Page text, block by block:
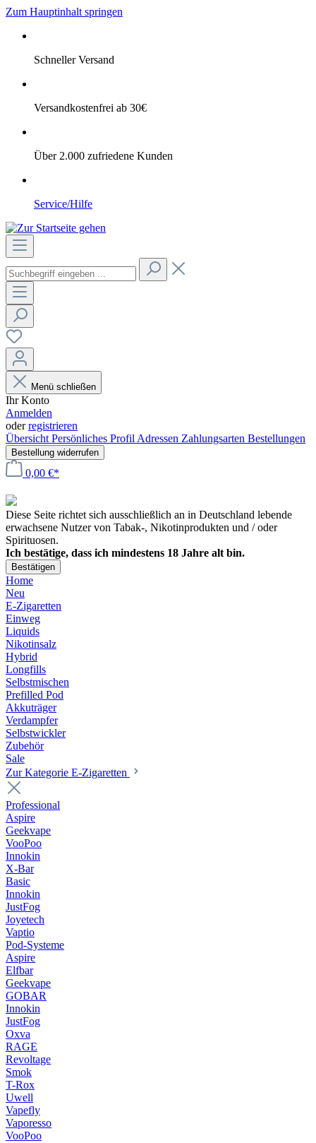
Zum Hauptinhalt springen
Schneller Versand
Versandkostenfrei ab 30€
Über 2.000 zufriedene Kunden
Service/Hilfe
Menü schließen
Ihr Konto
Anmelden
oderregistrieren
Übersicht Persönliches Profil Adressen Zahlungsarten Bestellungen
Bestellung widerrufen
0,00 €*
Diese Seite richtet sich ausschließlich an in Deutschland lebende
erwachsene Nutzer von Tabak-, Nikotinprodukten und / oder
Spirituosen.
Ich bestätige, dass ich mindestens 18 Jahre alt bin.
Bestätigen
Home
Neu
E-Zigaretten
Einweg
Liquids
Nikotinsalz
Hybrid
Longfills
Selbstmischen
Prefilled Pod
Akkuträger
Verdampfer
Selbstwickler
Zubehör
Sale
Zur Kategorie E-Zigaretten
Professional
Aspire
Geekvape
VooPoo
Innokin
X-Bar
Basic
Innokin
JustFog
Joyetech
Vaptio
Pod-Systeme
Aspire
Elfbar
Geekvape
GOBAR
Innokin
JustFog
Oxva
RAGE
Revoltage
Smok
T-Rox
Uwell
Vapefly
Vaporesso
VooPoo